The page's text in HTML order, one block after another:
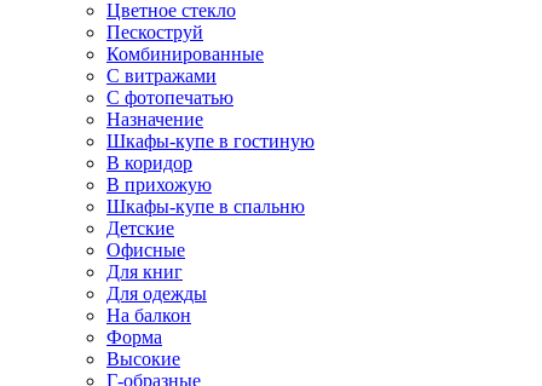
Цветное стекло
Пескоструй
Комбинированные
С витражами
С фотопечатью
Назначение
Шкафы-купе в гостиную
В коридор
В прихожую
Шкафы-купе в спальню
Детские
Офисные
Для книг
Для одежды
На балкон
Форма
Высокие
Г-образные